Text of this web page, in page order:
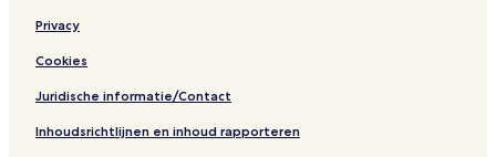
Privacy
Cookies
Juridische informatie/Contact
Inhoudsrichtlijnen en inhoud rapporteren